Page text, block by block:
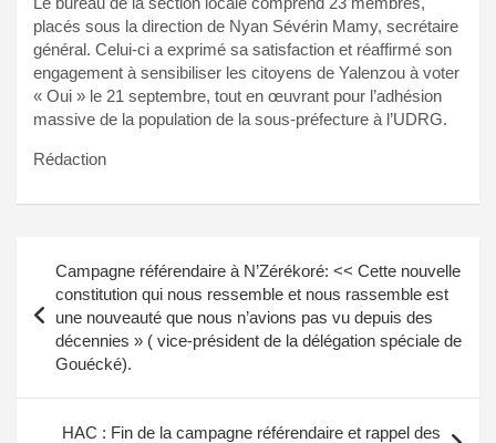
placés sous la direction de Nyan Sévérin Mamy, secrétaire
général. Celui-ci a exprimé sa satisfaction et réaffirmé son
engagement à sensibiliser les citoyens de Yalenzou à voter
« Oui » le 21 septembre, tout en œuvrant pour l’adhésion
massive de la population de la sous-préfecture à l’UDRG.
Rédaction
l’article
Campagne référendaire à N’Zérékoré: << Cette nouvelle
constitution qui nous ressemble et nous rassemble est
une nouveauté que nous n’avions pas vu depuis des
décennies » ( vice-président de la délégation spéciale de
Gouécké).
HAC : Fin de la campagne référendaire et rappel des